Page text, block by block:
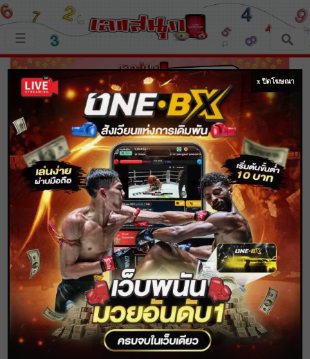
หน้าหลัก
เลขเด็ด
ตรวจเลขสนุก
เลขสนุกมงคล
เลขสนุกคนดัง
เลขสนุกความเชื่อ
หวยสด
ถ่ายทอดสดหวยรัฐบาล
×
☰
ดูดวงวันนี้ 26/01/68 ดวงการงาน การเงิน
ความรัก พร้อมเคล็ดลับเสริมดวงให้ปัง แบบ
ฟรีๆ ไม่ต้องเสียเงิน !!
Home
เลขสนุกมงคล
ดูดวงวันนี้ 26/01/68 ดวงการงาน การเงิน ความ
รัก พร้อมเคล็ดลับเสริมดวงให้ปัง แบบฟรีๆ ไม่ต้อง
เสียเงิน !!
บัวลอย ไข่หวาน
26 ม.ค. 2568
x ปิดโฆษณา